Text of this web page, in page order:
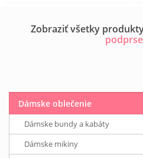
Zobraziť všetky
Dámske oblečenie
Dámske bundy a kabáty
Dámske mikiny